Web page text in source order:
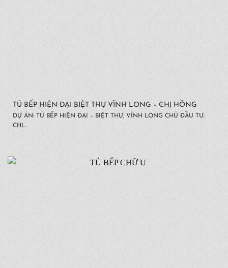
TỦ BẾP HIỆN ĐẠI BIỆT THỰ VĨNH LONG – CHỊ HỒNG
DỰ ÁN: TỦ BẾP HIỆN ĐẠI – BIỆT THỰ, VĨNH LONG CHỦ ĐẦU TƯ:
CHỊ...